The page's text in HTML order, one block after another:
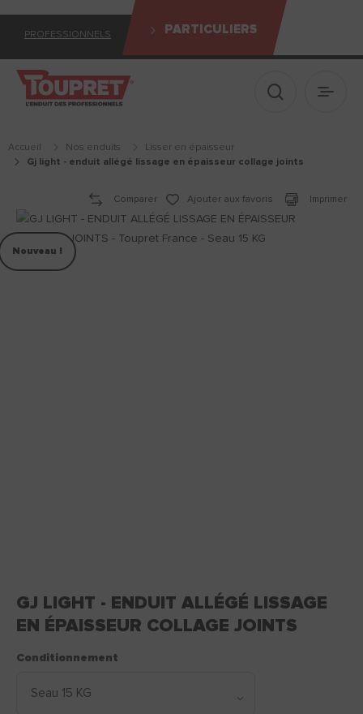
PROFESSIONNELS PARTICULIERS
Afficher le
Accueil Nos enduits
lisser en épaisseur
gj light - enduit allégé lissage en épaisseur collage joints
Comparer Ajouter aux favoris Imprimer
Nouveau !
GJ LIGHT - ENDUIT ALLÉGÉ LISSAGE
EN ÉPAISSEUR COLLAGE JOINTS
Conditionnement